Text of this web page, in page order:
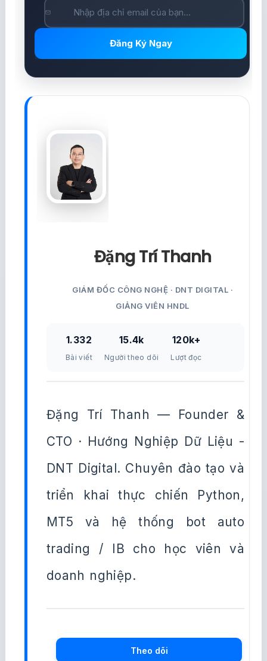
Đăng Ký Ngay
Đặng Trí Thanh
GIÁM ĐỐC CÔNG NGHỆ · DNT DIGITAL ·
GIẢNG VIÊN HNDL
1.332
Bài viết
15.4k
Người theo dõi
120k+
Lượt đọc
Đặng Trí Thanh — Founder &
CTO · Hướng Nghiệp Dữ Liệu -
DNT Digital. Chuyên đào tạo và
triển khai thực chiến Python,
MT5 và hệ thống bot auto
trading / IB cho học viên và
doanh nghiệp.
Theo dõi